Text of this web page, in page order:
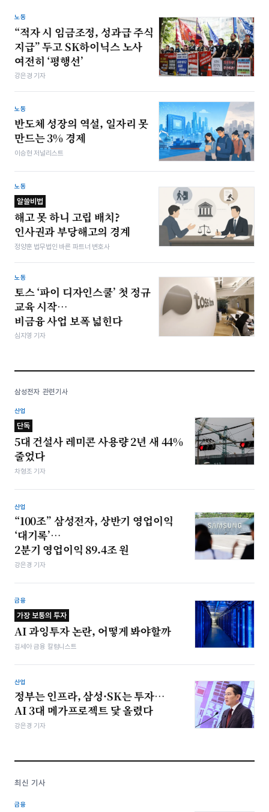
노동
“적자 시 임금조정, 성과급 주식
지급” 두고 SK하이닉스 노사
여전히 ‘평행선’
강은경 기자
노동
반도체 성장의 역설, 일자리 못
만드는 3% 경제
이승현 저널리스트
노동
알쓸비법
해고 못 하니 고립 배치?
인사권과 부당해고의 경계
정양훈 법무법인 바른 파트너 변호사
노동
토스 ‘파이 디자인스쿨’ 첫 정규
교육 시작…
비금융 사업 보폭 넓힌다
심지영 기자
삼성전자 관련기사
산업
단독
5대 건설사 레미콘 사용량 2년 새 44%
줄었다
차형조 기자
산업
“100조” 삼성전자, 상반기 영업이익
‘대기록’…
2분기 영업이익 89.4조 원
강은경 기자
금융
가장 보통의 투자
AI 과잉투자 논란, 어떻게 봐야할까
김세아 금융 칼럼니스트
산업
정부는 인프라, 삼성·SK는 투자…
AI 3대 메가프로젝트 닻 올렸다
강은경 기자
최신 기사
금융